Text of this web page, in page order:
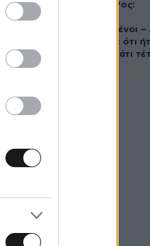
Ελίζαμπεθ Ρος:
συντετριμμένοι
έδειξε ποτέ ότι
ικανός για κάτι